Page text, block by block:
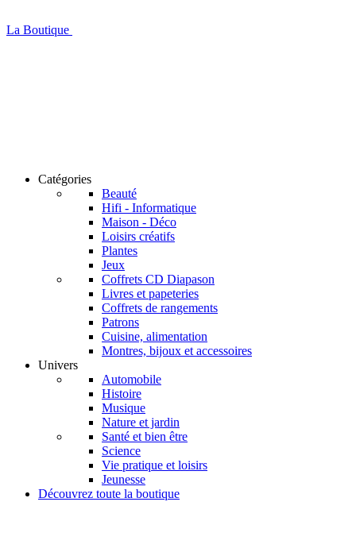
La Boutique
Catégories
Beauté
Hifi - Informatique
Maison - Déco
Loisirs créatifs
Plantes
Jeux
Coffrets CD Diapason
Livres et papeteries
Coffrets de rangements
Patrons
Cuisine, alimentation
Montres, bijoux et accessoires
Univers
Automobile
Histoire
Musique
Nature et jardin
Santé et bien être
Science
Vie pratique et loisirs
Jeunesse
Découvrez toute la boutique